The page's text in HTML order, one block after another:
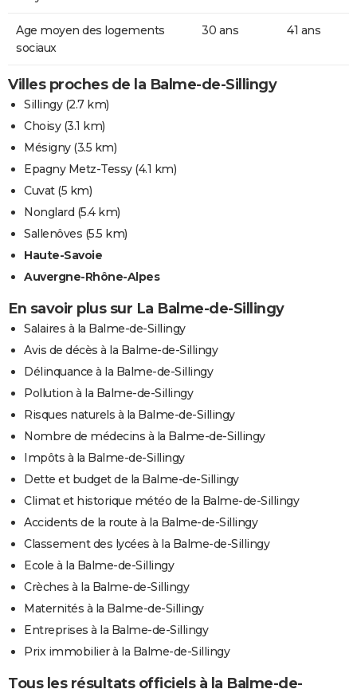
Age moyen des logements
sociaux
30 ans 41 ans
Villes proches de la Balme-de-Sillingy
Sillingy(2.7 km)
Choisy(3.1 km)
Mésigny(3.5 km)
Epagny Metz-Tessy(4.1 km)
Cuvat(5 km)
Nonglard (5.4 km)
Sallenôves (5.5 km)
Haute-Savoie
Auvergne-Rhône-Alpes
En savoir plus sur La Balme-de-Sillingy
Salaires à la Balme-de-Sillingy
Avis de décès à la Balme-de-Sillingy
Délinquance à la Balme-de-Sillingy
Pollution à la Balme-de-Sillingy
Risques naturels à la Balme-de-Sillingy
Nombre de médecins à la Balme-de-Sillingy
Impôts à la Balme-de-Sillingy
Dette et budget de la Balme-de-Sillingy
Climat et historique météo de la Balme-de-Sillingy
Accidents de la route à la Balme-de-Sillingy
Classement des lycées à la Balme-de-Sillingy
Ecole à la Balme-de-Sillingy
Crèches à la Balme-de-Sillingy
Maternités à la Balme-de-Sillingy
Entreprises à la Balme-de-Sillingy
Prix immobilier à la Balme-de-Sillingy
Tous les résultats officiels à la Balme-de-